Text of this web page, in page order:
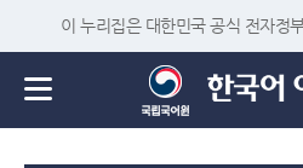
이 누리집은 대한민국 공식 전자정